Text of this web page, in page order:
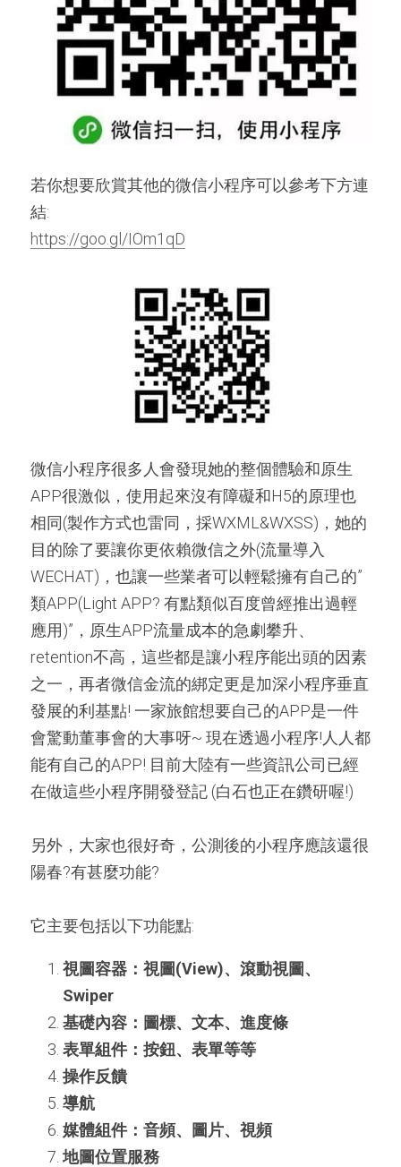
若你想要欣賞其他的微信小程序可以參考下方連
結:
https://goo.gl/IOm1qD
微信小程序很多人會發現她的整個體驗和原生
APP很激似，使用起來沒有障礙和H5的原理也
相同(製作方式也雷同，採WXML&WXSS)，她的
目的除了要讓你更依賴微信之外(流量導入
WECHAT)，也讓一些業者可以輕鬆擁有自己的”
類APP(Light APP? 有點類似百度曾經推出過輕
應用)”，原生APP流量成本的急劇攀升、
retention不高，這些都是讓小程序能出頭的因素
之一，再者微信金流的綁定更是加深小程序垂直
發展的利基點! 一家旅館想要自己的APP是一件
會驚動董事會的大事呀~ 現在透過小程序!人人都
能有自己的APP! 目前大陸有一些資訊公司已經
在做這些小程序開發登記 (白石也正在鑽研喔!)
另外，大家也很好奇，公測後的小程序應該還很
陽春?有甚麼功能?
它主要包括以下功能點:
視圖容器：視圖(View)、滾動視圖、
Swiper
基礎內容：圖標、文本、進度條
表單組件：按鈕、表單等等
操作反饋
導航
媒體組件：音頻、圖片、視頻
地圖位置服務